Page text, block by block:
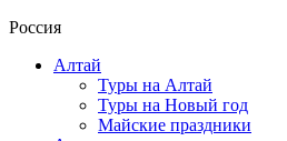
Россия
Алтай
Туры на Алтай
Туры на Новый год
Майские праздники